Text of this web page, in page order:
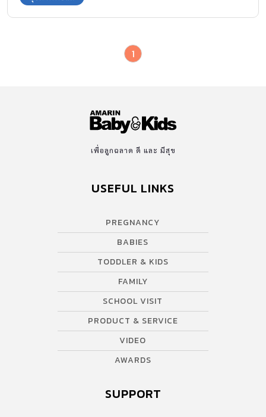
1
เพื่อลูกฉลาด ดี และ มีสุข
USEFUL LINKS
PREGNANCY
BABIES
TODDLER & KIDS
FAMILY
SCHOOL VISIT
PRODUCT & SERVICE
VIDEO
AWARDS
SUPPORT